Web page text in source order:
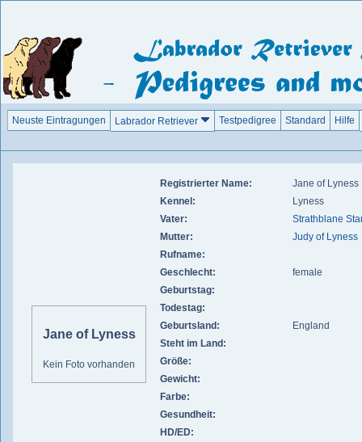
Neuste Eintragungen Labrador Retriever Testpedigree Standard Hilfe
Jane of Lyness
Kein Foto vorhanden
Registrierter Name:
Jane of Lyness
Kennel:
Lyness
Vater:
Strathblane
Mutter:
Judy of Lyness
Rufname:
Geschlecht:
female
Geburtstag:
Todestag:
Geburtsland:
England
Steht im Land:
Größe:
Gewicht:
Farbe:
Gesundheit:
HD/ED: